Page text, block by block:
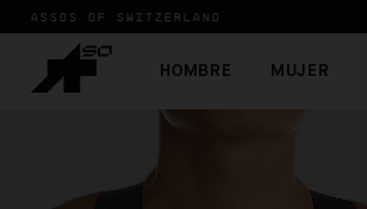
ASSOS OF SWITZERLAND
HOMBRE MUJER